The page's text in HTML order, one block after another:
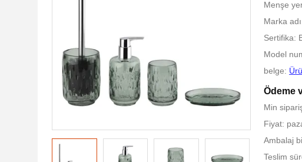
Menşe
Marka
Sertifika:
Model
belge:
Ödeme
Min
Fiyat:
Ambalaj
Teslim